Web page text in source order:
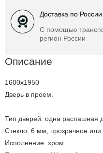
Доставка по России
С помощью
регион России
Описание
1600x1950
Дверь в проем.
Тип дверей: одна распашная
Стекло: 6 мм, прозрачное или
Исполнение: хром.